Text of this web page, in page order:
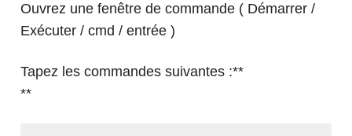
Ouvrez une fenêtre de commande ( Démarrer /
Exécuter / cmd / entrée )
Tapez les commandes suivantes :**
**